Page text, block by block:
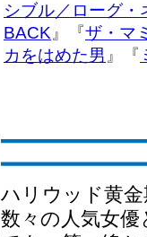
シブル／ローグ・
BACK 』『ザ・マ
カをはめた男 』『
ハリウッド黄
数々の人気女